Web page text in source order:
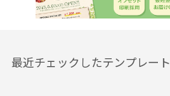
最近チェックしたテンプレート